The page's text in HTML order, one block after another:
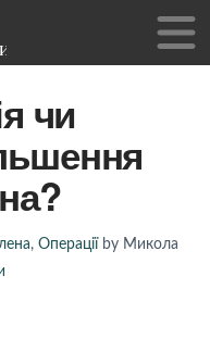
чи
, Операції by Микола